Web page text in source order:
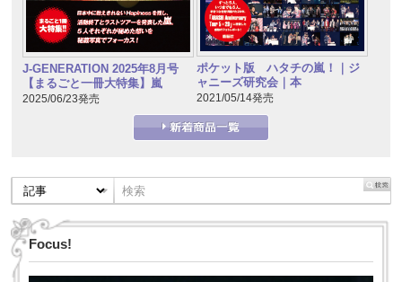
J-GENERATION 2025年8月号
【まるごと一冊大特集】嵐
2025/06/23発売
ポケット版 ハタチの嵐！｜ジ
ャニーズ研究会｜本
2021/05/14発売
Focus!